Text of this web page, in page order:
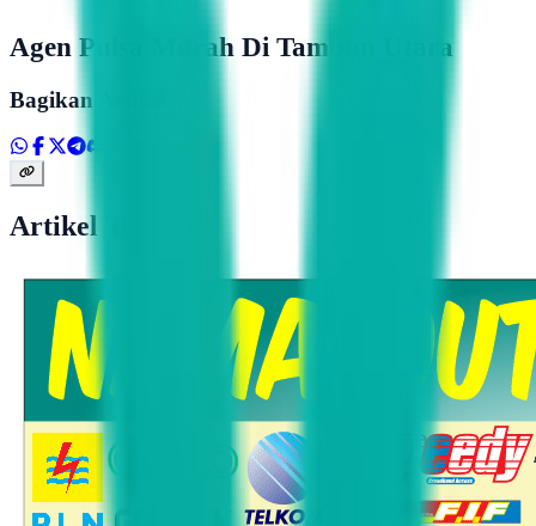
Agen Pulsa Murah Di Tambun Utara
Bagikan Artikel
Artikel Terkait